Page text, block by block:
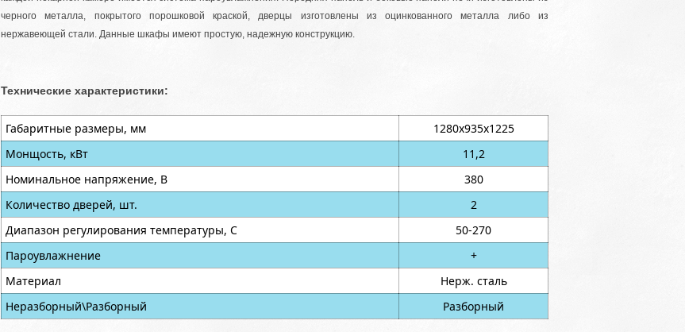
черного металла, покрытого порошковой краской, дверцы изготовлены из оцинкованного металла либо из
нержавеющей стали. Данные шкафы имеют простую, надежную конструкцию.
Технические характеристики:
Габаритные размеры, мм
1280х935х1225
Монщость, кВт
11,2
Номинальное напряжение, В
380
Количество дверей, шт.
2
Диапазон регулирования температуры, С
50-270
Пароувлажнение
+
Материал
Нерж. сталь
Неразборный\Разборный
Разборный